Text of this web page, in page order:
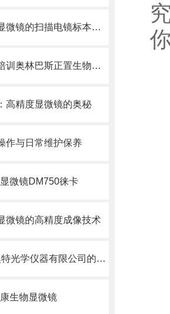
奥林巴斯生物显微镜的扫描电镜标本制备方法
北京瑞科中仪培训奥林巴斯正置生物显微镜维护方法
高精度显微镜的奥秘
作与日常维护保养
微镜DM750徕卡
微镜的高精度成像技术
OPTEC重庆奥特光学仪器有限公司的公司简介B203生物显微镜
生物显微镜